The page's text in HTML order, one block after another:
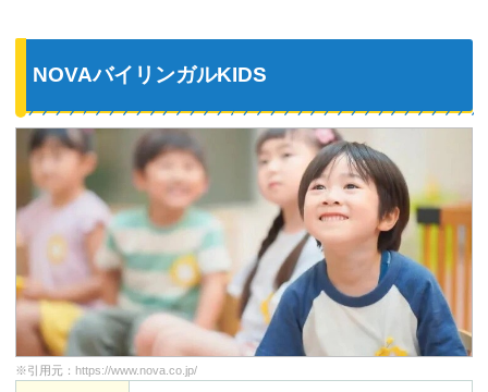
NOVAバイリンガルKIDS
※引用元： https://www.nova.co.jp/